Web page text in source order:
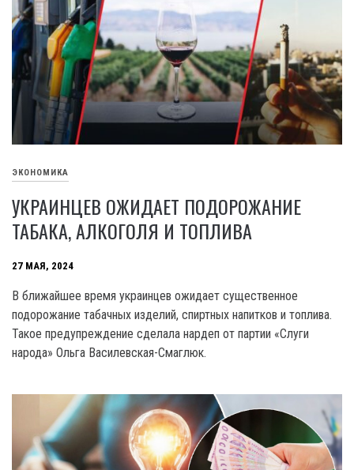
ЭКОНОМИКА
УКРАИНЦЕВ ОЖИДАЕТ ПОДОРОЖАНИЕ
ТАБАКА, АЛКОГОЛЯ И ТОПЛИВА
27 МАЯ, 2024
В ближайшее время украинцев ожидает существенное
подорожание табачных изделий, спиртных напитков и топлива.
Такое предупреждение сделала нардеп от партии «Слуги
народа» Ольга Василевская-Смаглюк.